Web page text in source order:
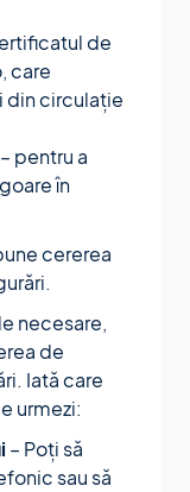
de
care
din circulație
– pentru a
în
cererea
necesare,
de
Iată care
urmezi:
– Poți să
sau să